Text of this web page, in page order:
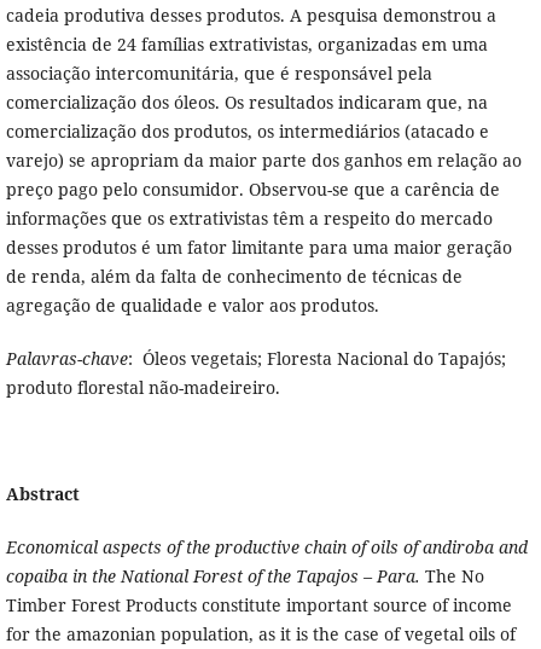
cadeia produtiva desses produtos. A pesquisa demonstrou a
existência de 24 famílias extrativistas, organizadas em uma
associação intercomunitária, que é responsável pela
comercialização dos óleos. Os resultados indicaram que, na
comercialização dos produtos, os intermediários (atacado e
varejo) se apropriam da maior parte dos ganhos em relação ao
preço pago pelo consumidor. Observou-se que a carência de
informações que os extrativistas têm a respeito do mercado
desses produtos é um fator limitante para uma maior geração
de renda, além da falta de conhecimento de técnicas de
agregação de qualidade e valor aos produtos.
Palavras-chave: Óleos vegetais; Floresta Nacional do Tapajós;
produto florestal não-madeireiro.
Abstract
Economical aspects of the productive chain of oils of andiroba and
copaiba in the National Forest of the Tapajos – Para. The No
Timber Forest Products constitute important source of income
for the amazonian population, as it is the case of vegetal oils of